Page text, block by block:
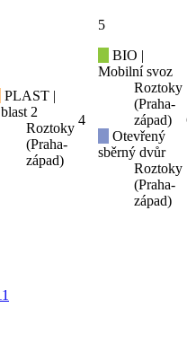
PLAST |
2
Roztoky
(Praha-
západ)
4
5
BIO |
Mobilní svoz
Roztoky
(Praha-
západ)
Otevřený
sběrný dvůr
Roztoky
(Praha-
západ)